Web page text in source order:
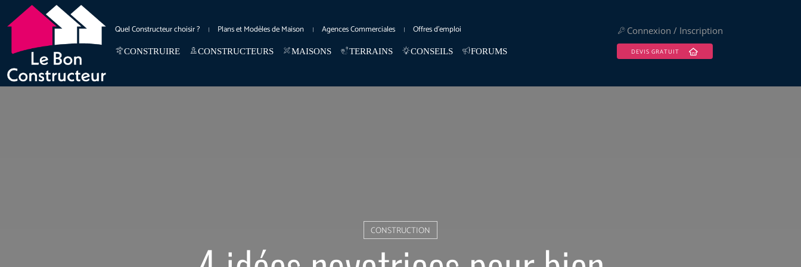
Quel Constructeur choisir ? Plans et Modèles de Maison Agences Commerciales Offres d’emploi Connexion / Inscription
CONSTRUIRE CONSTRUCTEURS MAISONS TERRAINS CONSEILS FORUMS DEVIS GRATUIT
CONSTRUCTION